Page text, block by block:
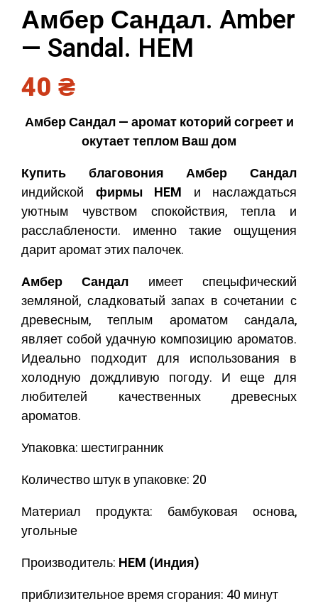
Амбер Сандал. Amber
— Sandal. HEM
40₴
Амбер Сандал — аромат которий согреет и
окутает теплом Ваш дом
Купить благовония Амбер Сандал
индийской фирмы HEM и наслаждаться
уютным чувством спокойствия, тепла и
расслаблености. именно такие ощущения
дарит аромат этих палочек.
Амбер Сандал имеет спецыфический
земляной, сладковатый запах в сочетании с
древесным, теплым ароматом сандала,
являет собой удачную композицию ароматов.
Идеально подходит для использования в
холодную дождливую погоду. И еще для
любителей качественных древесных
ароматов.
Упаковка: шестигранник
Количество штук в упаковке: 20
Материал продукта: бамбуковая основа,
угольные
Производитель: HEM (Индия)
приблизительное время сгорания: 40 минут